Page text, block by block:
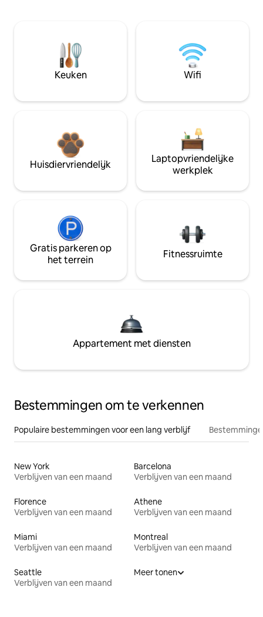
Keuken Wifi
Huisdiervriendelijk
Laptopvriendelijke
werkplek
Gratis parkeren op
het terrein
Fitnessruimte
Appartement met diensten
Bestemmingen om te verkennen
Populaire bestemmingen voor een lang verblijf
New York
Verblijven van een maand
Barcelona
Verblijven van een maand
Florence
Verblijven van een maand
Athene
Verblijven van een maand
Miami
Verblijven van een maand
Montreal
Verblijven van een maand
Seattle
Verblijven van een maand
Meer tonen